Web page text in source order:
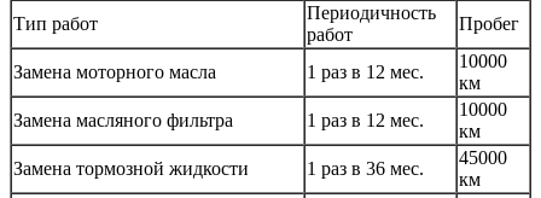
Тип работ
Периодичность
работ
Пробег
Замена моторного масла 1 раз в 12 мес.
10000
км
Замена масляного фильтра
1 раз в 12 мес.
10000
км
Замена тормозной жидкости
1 раз в 36 мес.
45000
км